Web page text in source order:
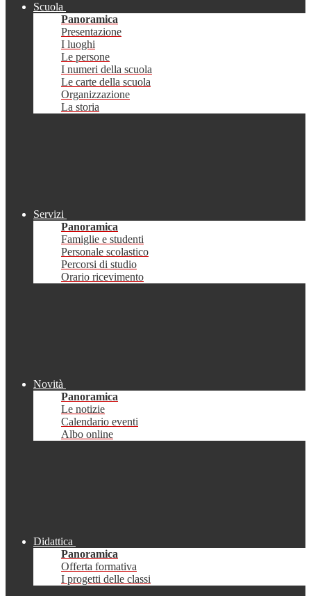
Scuola
Panoramica
Presentazione
I luoghi
Le persone
I numeri della scuola
Le carte della scuola
Organizzazione
La storia
Servizi
Panoramica
Famiglie e studenti
Personale scolastico
Percorsi di studio
Orario ricevimento
Novità
Panoramica
Le notizie
Calendario eventi
Albo online
Didattica
Panoramica
Offerta formativa
I progetti delle classi